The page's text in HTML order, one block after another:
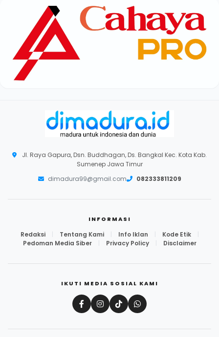
Jl. Raya Gapura, Dsn. Buddhagan, Ds. Bangkal Kec. Kota Kab.
Sumenep Jawa Timur
dimadura99@gmail.com
082333811209
INFORMASI
Redaksi Tentang Kami Info Iklan Kode Etik
Pedoman Media Siber
Privacy Policy Disclaimer
IKUTI MEDIA SOSIAL KAMI